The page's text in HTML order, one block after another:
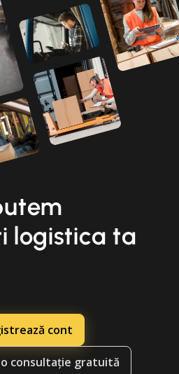
logistica ta
cont
o consultație gratuită